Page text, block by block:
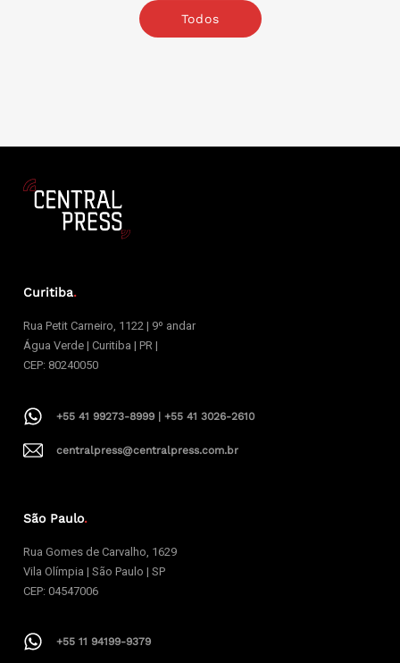
Todos
Curitiba.
Rua Petit Carneiro, 1122 | 9º andar
Água Verde | Curitiba | PR |
CEP: 80240050
+55 41 99273-8999 | +55 41 3026-2610
centralpress@centralpress.com.br
São Paulo.
Rua Gomes de Carvalho, 1629
Vila Olímpia | São Paulo | SP
CEP: 04547006
+55 11 94199-9379